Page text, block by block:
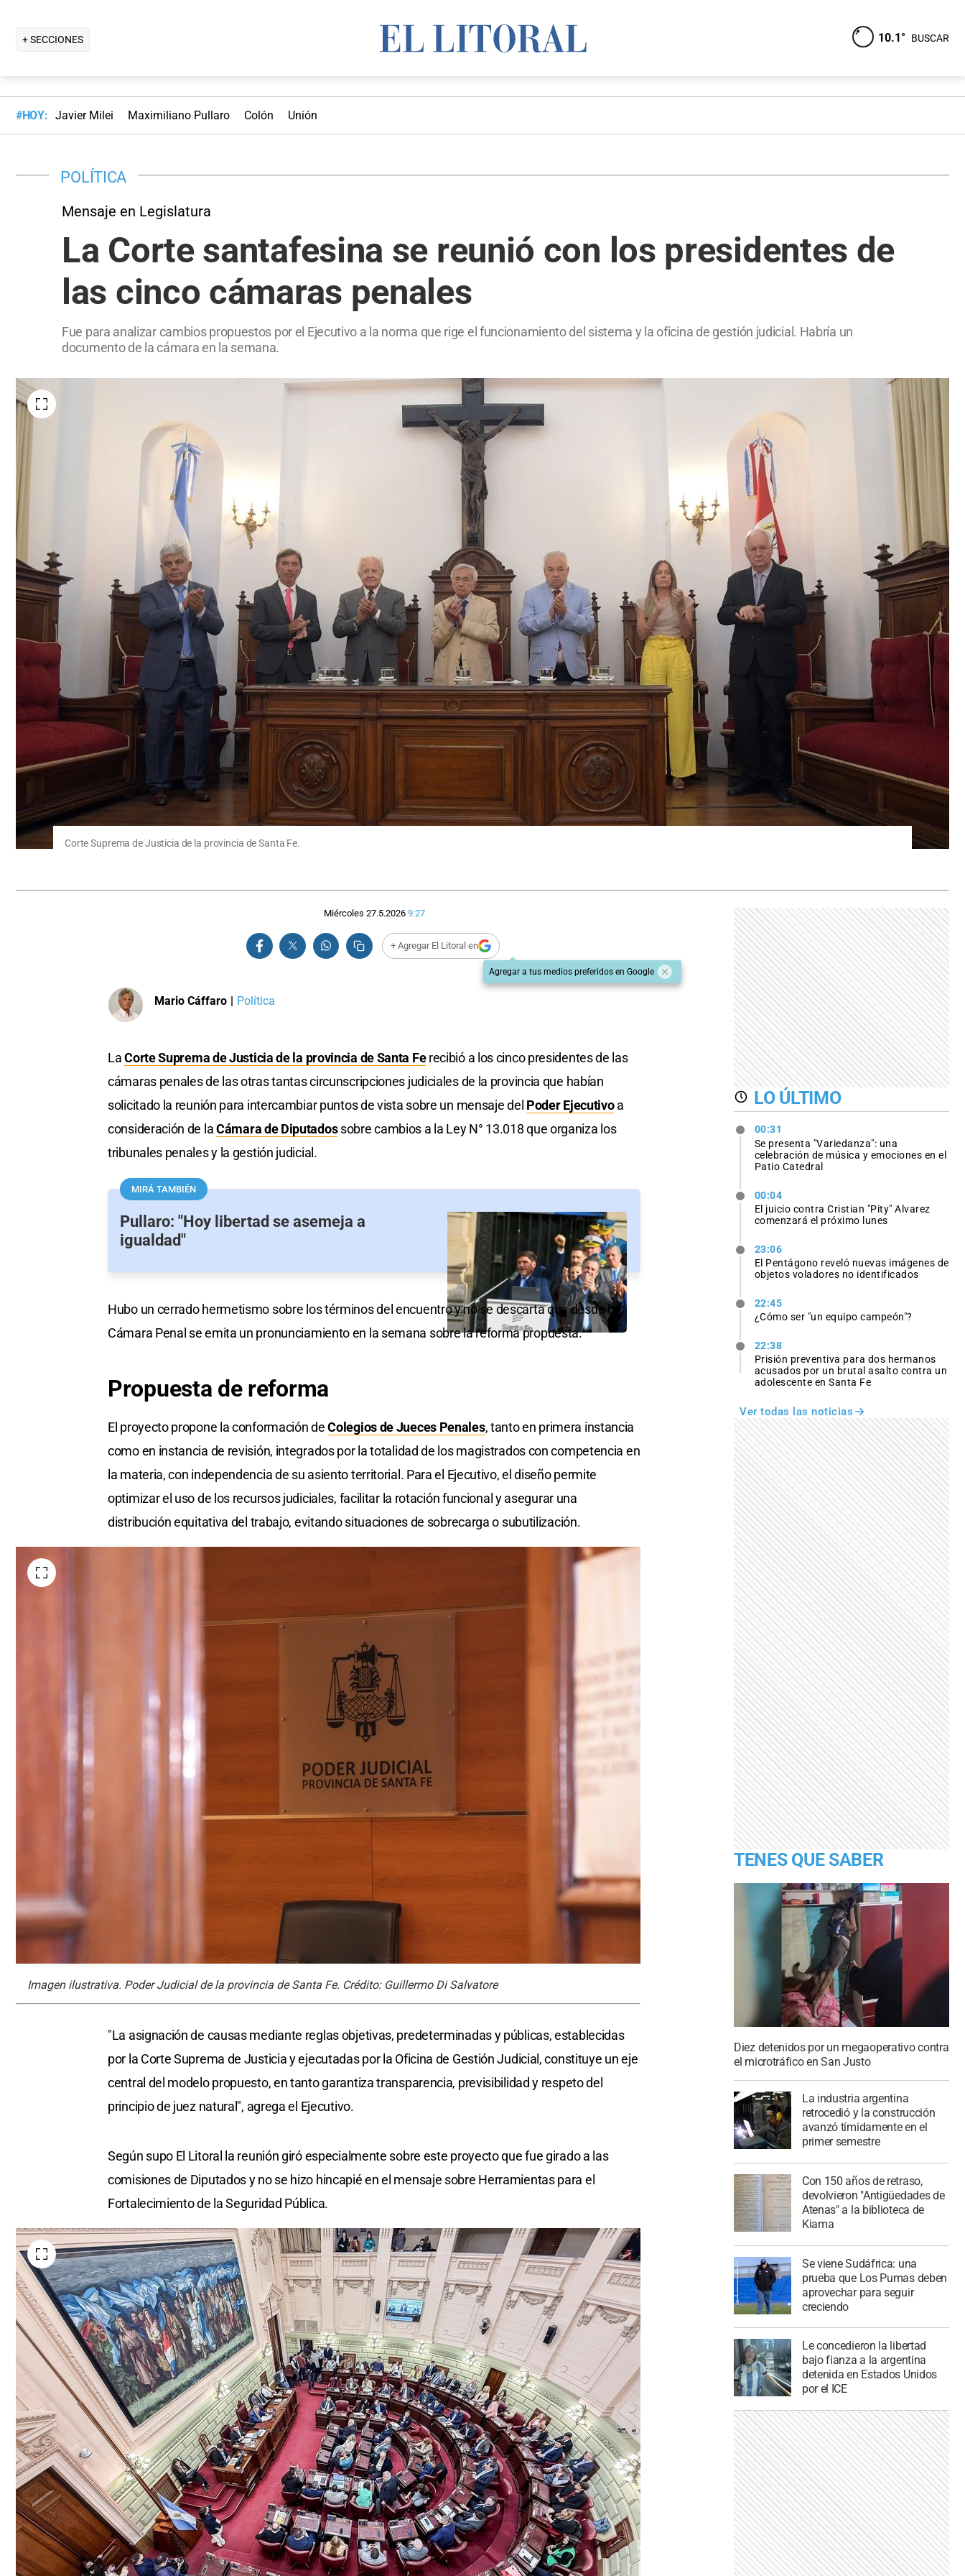
+ SECCIONES 10.1° BUSCAR
#HOY: Javier Milei Maximiliano Pullaro Colón Unión
POLÍTICA
Mensaje en Legislatura
La Corte santafesina se reunió con los presidentes de
las cinco cámaras penales
Fue para analizar cambios propuestos por el Ejecutivo a la norma que rige el funcionamiento del sistema y la oficina de gestión judicial. Habría un
documento de la cámara en la semana.
Corte Suprema de Justicia de la provincia de Santa Fe.
Miércoles 27.5.2026 9:27
+ Agregar El Litoral en
Agregar a tus medios preferidos en Google
Mario Cáffaro | Política
LaCorte Suprema de Justicia de la provincia de Santa Ferecibió a los cinco presidentes de las
cámaras penales de las otras tantas circunscripciones judiciales de la provincia que habían
solicitado la reunión para intercambiar puntos de vista sobre un mensaje del Poder Ejecutivoa
consideración de laCámara de Diputadossobre cambios a la Ley N° 13.018 que organiza los
tribunales penales y la gestión judicial.
MIRÁ TAMBIÉN
Pullaro: "Hoy libertad se asemeja a
igualdad"
Hubo un cerrado hermetismo sobre los términos del encuentro y no se descarta que desde la
Cámara Penal se emita un pronunciamiento en la semana sobre la reforma propuesta.
Propuesta de reforma
El proyecto propone la conformación deColegios de Jueces Penales, tanto en primera instancia
como en instancia de revisión, integrados por la totalidad de los magistrados con competencia en
la materia, con independencia de su asiento territorial. Para el Ejecutivo, el diseño permite
optimizar el uso de los recursos judiciales, facilitar la rotación funcional y asegurar una
distribución equitativa del trabajo, evitando situaciones de sobrecarga o subutilización.
Imagen ilustrativa. Poder Judicial de la provincia de Santa Fe. Crédito: Guillermo Di Salvatore
"La asignación de causas mediante reglas objetivas, predeterminadas y públicas, establecidas
por la Corte Suprema de Justicia y ejecutadas por la Oficina de Gestión Judicial, constituye un eje
central del modelo propuesto, en tanto garantiza transparencia, previsibilidad y respeto del
principio de juez natural", agrega el Ejecutivo.
Según supo El Litoral la reunión giró especialmente sobre este proyecto que fue girado a las
comisiones de Diputados y no se hizo hincapié en el mensaje sobre Herramientas para el
Fortalecimiento de la Seguridad Pública.
LO ÚLTIMO
00:31
Se presenta "Variedanza": una
celebración de música y emociones en el
Patio Catedral
00:04
El juicio contra Cristian "Pity" Alvarez
comenzará el próximo lunes
23:06
El Pentágono reveló nuevas imágenes de
objetos voladores no identificados
22:45
¿Cómo ser "un equipo campeón"?
22:38
Prisión preventiva para dos hermanos
acusados por un brutal asalto contra un
adolescente en Santa Fe
Ver todas las noticias
TENES QUE SABER
Diez detenidos por un megaoperativo contra
el microtráfico en San Justo
La industria argentina
retrocedió y la construcción
avanzó tímidamente en el
primer semestre
Con 150 años de retraso,
devolvieron "Antigüedades de
Atenas" a la biblioteca de
Kiama
Se viene Sudáfrica: una
prueba que Los Pumas deben
aprovechar para seguir
creciendo
Le concedieron la libertad
bajo fianza a la argentina
detenida en Estados Unidos
por el ICE